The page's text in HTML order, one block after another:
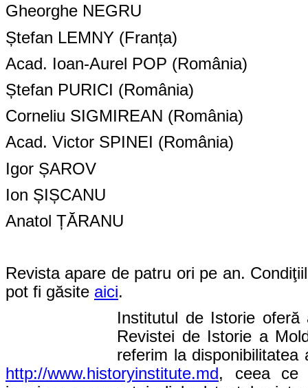
Gheorghe NEGRU
Ștefan LEMNY (Franța)
Acad. Ioan-Aurel POP (România)
Ștefan PURICI (România)
Corneliu SIGMIREAN (România)
Acad. Victor SPINEI (România)
Igor ȘAROV
Ion ȘIȘCANU
Anatol ȚĂRANU
Revista apare de patru ori pe an.
pot fi găsite aici.
Institutul de Istorie
Revistei de Istorie a
referim la disponibilitatea
http://www.historyinstitute.md, ceea ce